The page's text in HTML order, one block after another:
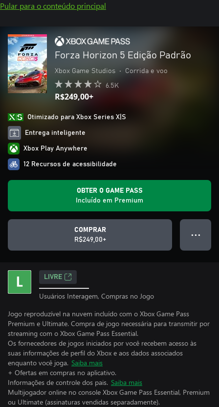
Pular para o conteúdo principal
Forza Horizon 5 Edição Padrão
Xbox Game Studios • Corrida e voo
6.5K
R$249,00+
Otimizado para Xbox Series X|S
Entrega inteligente
Xbox Play Anywhere
12 Recursos de acessibilidade
OBTER O GAME PASS
Incluído em Premium
COMPRAR
R$249,00+
● ● ●
LIVRE
Usuários Interagem, Compras no Jogo
Jogo reproduzível na nuvem incluído com o Xbox Game Pass
Premium e Ultimate. Compra de jogo necessária para transmitir por
streaming com o Xbox Game Pass Essential.
Os fornecedores de jogos iniciados por você recebem acesso às
suas informações de perfil do Xbox e aos dados associados
enquanto você joga. Saiba mais
+ Ofertas em compras no aplicativo.
Informações de controle dos pais. Saiba mais
Multijogador online no console Xbox Game Pass Essential, Premium
ou Ultimate (assinaturas vendidas separadamente).